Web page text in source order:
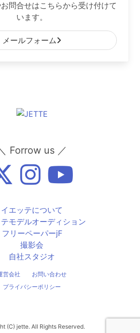
問合せはこちらから受け付けて
います。
メールフォーム
Forrow us ／
イエッテについて
モデルオーディション
フリーペーパーjF
撮影会
自社スタジオ
営会社
お問い合わせ
プライバシーポリシー
(C) jette. All Rights Reserved.